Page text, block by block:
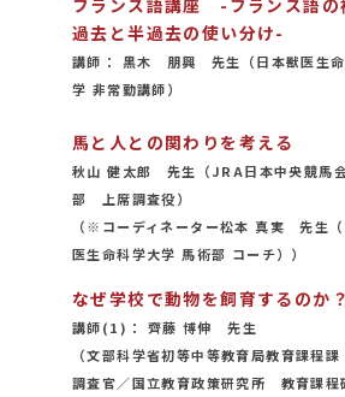
過去と半過去の使い分け-
講師： 黒木 朋興 先生（日本獣医生命
学 非常勤講師）
馬と人との関わりを考える
秋山 健太郎 先生（JRA日本中央競馬
部 上席調査役）
（※コーディネーター松本 真実 先生（
医生命科学大学 馬術部 コーチ））
なぜ学校で動物を飼育するのか？
講師(1)： 齊藤 博伸 先生
（文部科学省初等中等教育局教育課程
調査官／国立教育政策研究所 教育課程